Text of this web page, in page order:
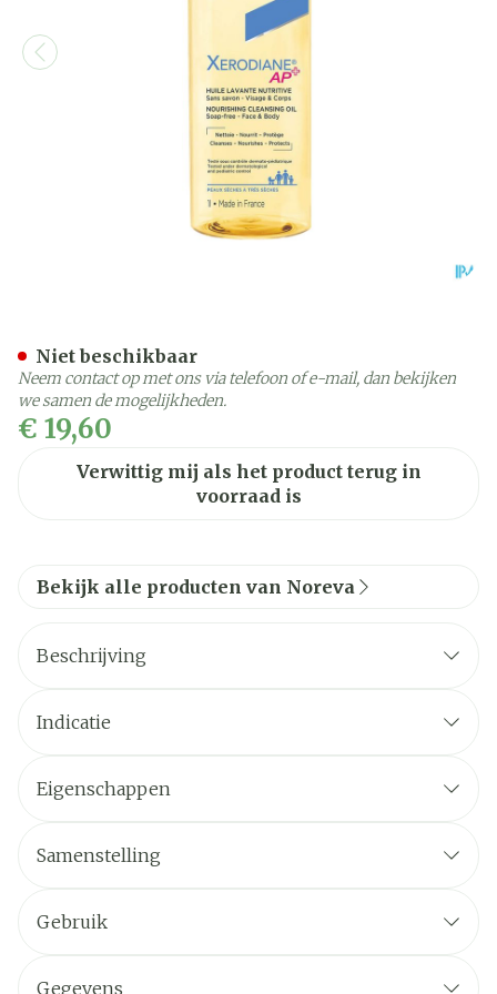
€ 19,60
Verwittig mij als het product terug in
voorraad is
Niet beschikbaar
Neem contact op met ons via telefoon of e-mail, dan bekijken
we samen de mogelijkheden.
Bekijk alle producten van Noreva
Beschrijving
Indicatie
Eigenschappen
Samenstelling
Gebruik
Gegevens